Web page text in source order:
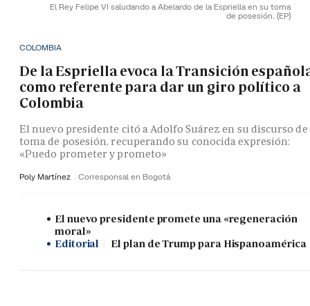
El Rey Felipe VI saludando a Abelardo de la Espriella en su toma
de posesión. (EP)
COLOMBIA
De la Espriella evoca la Transición
como referente para dar un giro político a
Colombia
El nuevo presidente citó a Adolfo Suárez en su discurso de
toma de posesión, recuperando su conocida expresión:
«Puedo prometer y prometo»
Poly Martínez Corresponsal en Bogotá
El nuevo presidente promete una «regeneración
moral»
Editorial
El plan de Trump para Hispanoamérica